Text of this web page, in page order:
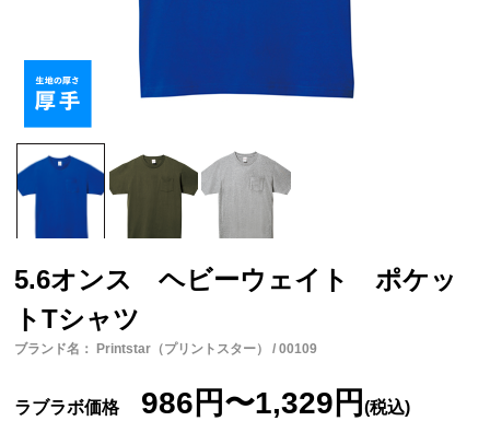
5.6オンス ヘビーウェイト ポケッ
トTシャツ
ブランド名： Printstar（プリントスター） / 00109
ラブラボ価格 986円〜1,329円(税込)